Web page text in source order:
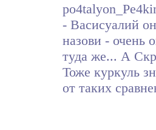
- Васисуалий
назови - очень
туда же... А
Тоже куркуль
от таких